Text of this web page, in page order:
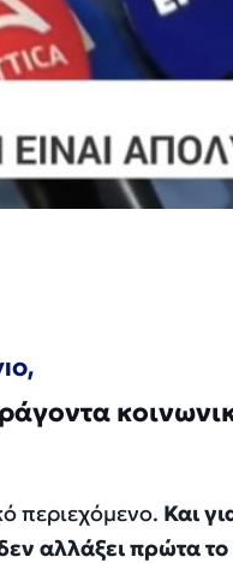
περιεχόμενο. Και
αλλάξει πρώτα το